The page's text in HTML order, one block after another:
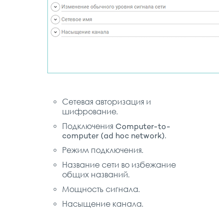
Сетевая авторизация и
шифрование.
Подключения Computer-to-
computer (ad hoc network).
Режим подключения.
Название сети во избежание
общих названий.
Мощность сигнала.
Насыщение канала.